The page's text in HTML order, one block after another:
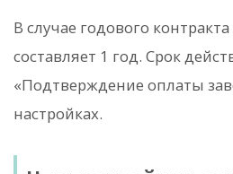
В случае годового
составляет 1 год. Срок
«Подтверждение оплаты
настройках.